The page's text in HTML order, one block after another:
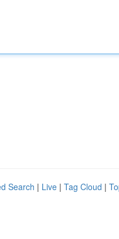
Search | Live | Tag Cloud |